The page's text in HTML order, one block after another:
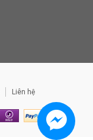
Liên hệ